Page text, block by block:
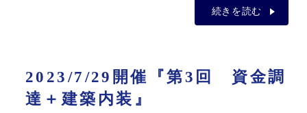
続きを読む
2023/7/29開催『第3回 資金調
達＋建築内装』